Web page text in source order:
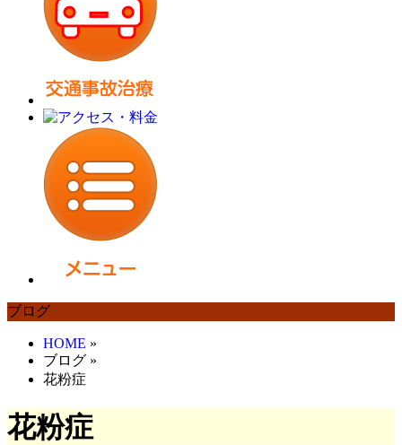
ブログ
HOME »
ブログ »
花粉症
花粉症